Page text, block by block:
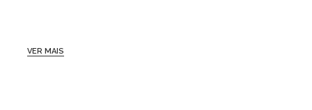
VER MAIS